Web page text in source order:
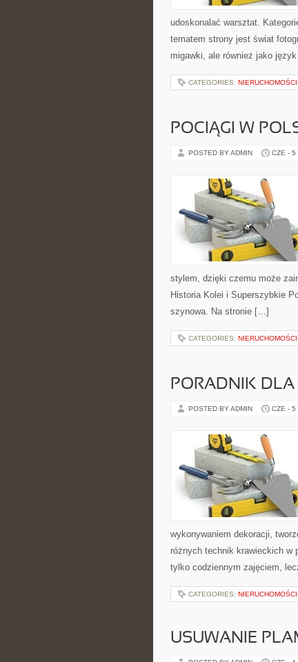
udoskonalać warsztat.
tematem strony jest świat
migawki, ale również jako
CATEGORIES: NIERUCHOMOŚCI
POCIĄGI W
POSTED BY ADMIN CZE - 5
stylem, dzięki czemu może
Historia Kolei i Superszybkie
szynowa. Na stronie […]
CATEGORIES: NIERUCHOMOŚCI
PORADNIK DLA
POSTED BY ADMIN CZE - 5
wykonywaniem dekoracji,
różnych technik krawieckich w
tylko codziennym zajęciem,
CATEGORIES: NIERUCHOMOŚCI
USUWANIE